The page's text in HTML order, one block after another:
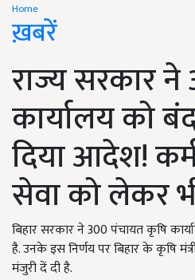
Home
ख़बरें
राज्य सरकार
कार्यालय को
दिया आदेश!
सेवा को लेकर
बिहार सरकार ने 300 पंचायत कृषि
है. उनके इस निर्णय पर बिहार के कृषि
मंजुरी दें दी है.